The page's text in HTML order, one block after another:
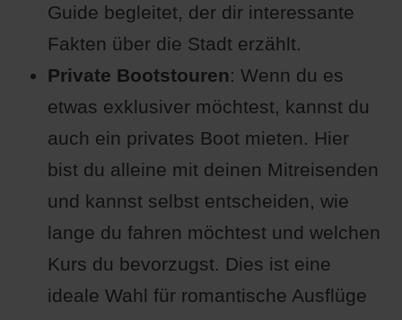
Guide begleitet, der dir interessante
Fakten über die Stadt erzählt.
Private Bootstouren: Wenn du es
etwas exklusiver möchtest, kannst du
auch ein privates Boot mieten. Hier
bist du alleine mit deinen Mitreisenden
und kannst selbst entscheiden, wie
lange du fahren möchtest und welchen
Kurs du bevorzugst. Dies ist eine
ideale Wahl für romantische Ausflüge